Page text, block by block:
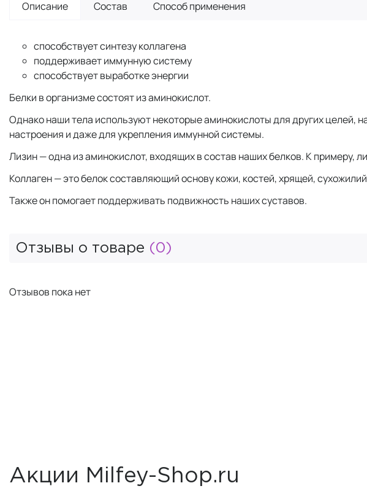
Описание Состав Способ применения
способствует синтезу коллагена
поддерживает иммунную систему
способствует выработке энергии
Белки в организме состоят из аминокислот.
Однако наши тела используют некоторые аминокислоты для других целей,
настроения и даже для укрепления иммунной системы.
Лизин — одна из аминокислот, входящих в состав наших белков. К примеру,
Коллаген — это белок составляющий основу кожи, костей, хрящей,
Также он помогает поддерживать подвижность наших суставов.
Отзывы о товаре (0)
Отзывов пока нет
Акции Milfey-Shop.ru